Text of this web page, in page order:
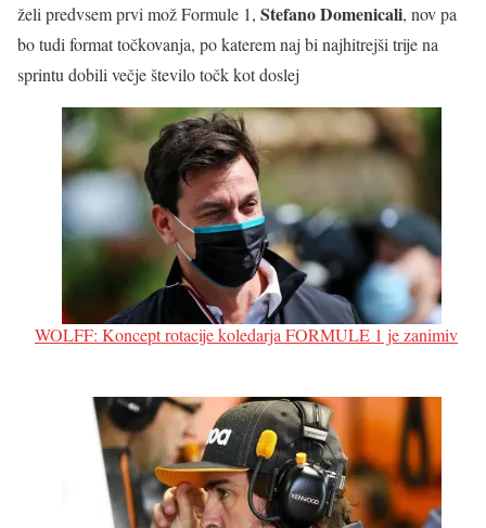
želi predvsem prvi mož Formule 1, Stefano Domenicali, nov pa
bo tudi format točkovanja, po katerem naj bi najhitrejši trije na
sprintu dobili večje število točk kot doslej
WOLFF: Koncept rotacije koledarja FORMULE 1 je zanimiv